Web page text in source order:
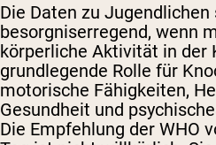
Die Daten zu
besorgniserregend, wenn
körperliche Aktivität in der
grundlegende Rolle für
motorische Fähigkeiten,
Gesundheit und
Die Empfehlung der WHO